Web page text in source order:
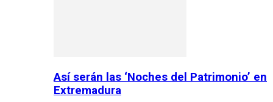
Así serán las ‘Noches del Patrimonio’ en
Extremadura